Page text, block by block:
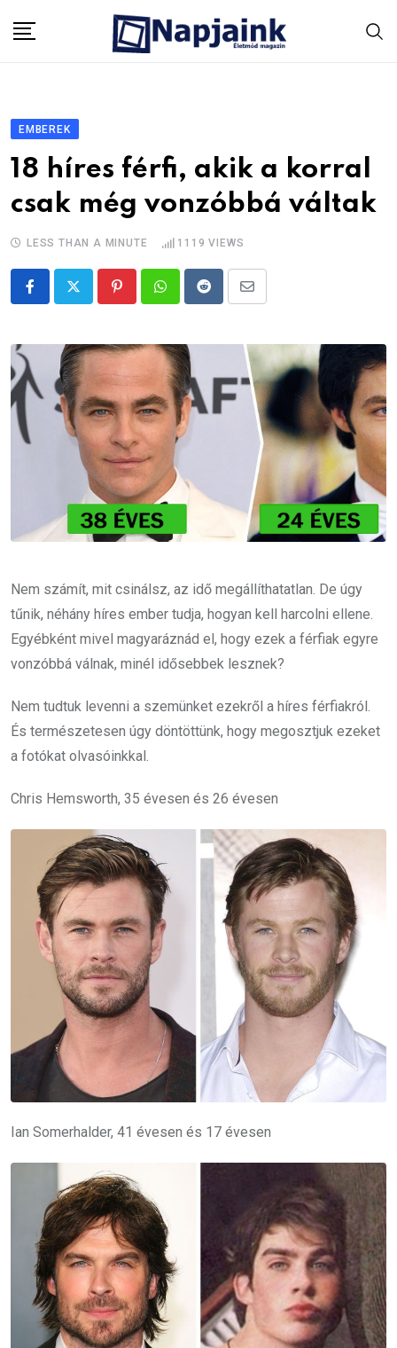
EMBEREK
18 híres férfi, akik a korral
csak még vonzóbbá váltak
LESS THAN A MINUTE 1119 VIEWS
PinterestWhatsappRedditShare
Email
Nem számít, mit csinálsz, az idő megállíthatatlan. De úgy
tűnik, néhány híres ember tudja, hogyan kell harcolni ellene.
Egyébként mivel magyaráznád el, hogy ezek a férfiak egyre
vonzóbbá válnak, minél idősebbek lesznek?
Nem tudtuk levenni a szemünket ezekről a híres férfiakról.
És természetesen úgy döntöttünk, hogy megosztjuk ezeket
a fotókat olvasóinkkal.
Chris Hemsworth, 35 évesen és 26 évesen
Ian Somerhalder, 41 évesen és 17 évesen